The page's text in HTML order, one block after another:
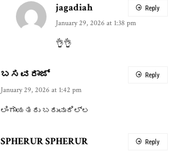
jagadiah
January 29, 2026 at 1:38 pm
👌👌
Reply
ಬಸವರಾಜ್
January 29, 2026 at 1:42 pm
ಲಿಂಗಾಯತರು ಬರುವುದಿಲ್ಲ
Reply
SPHERUR SPHERUR Reply